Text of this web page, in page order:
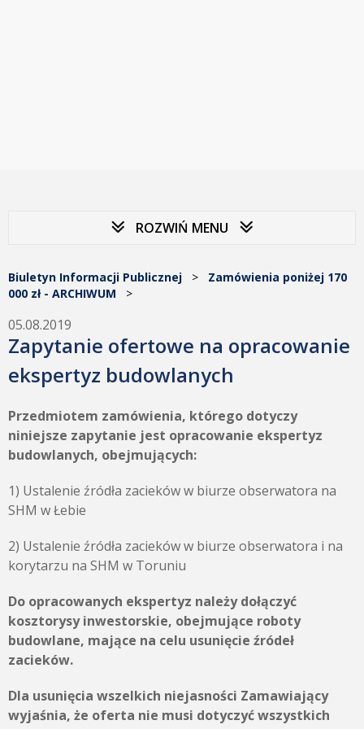
ROZWIŃ MENU
Biuletyn Informacji Publicznej > Zamówienia poniżej 170
000 zł - ARCHIWUM >
05.08.2019
Zapytanie ofertowe na opracowanie
ekspertyz budowlanych
Przedmiotem zamówienia, którego dotyczy
niniejsze zapytanie jest opracowanie ekspertyz
budowlanych, obejmujących:
1) Ustalenie źródła zacieków w biurze obserwatora na
SHM w Łebie
2) Ustalenie źródła zacieków w biurze obserwatora i na
korytarzu na SHM w Toruniu
Do opracowanych ekspertyz należy dołączyć
kosztorysy inwestorskie, obejmujące roboty
budowlane, mające na celu usunięcie źródeł
zacieków.
Dla usunięcia wszelkich niejasności Zamawiający
wyjaśnia, że oferta nie musi dotyczyć wszystkich